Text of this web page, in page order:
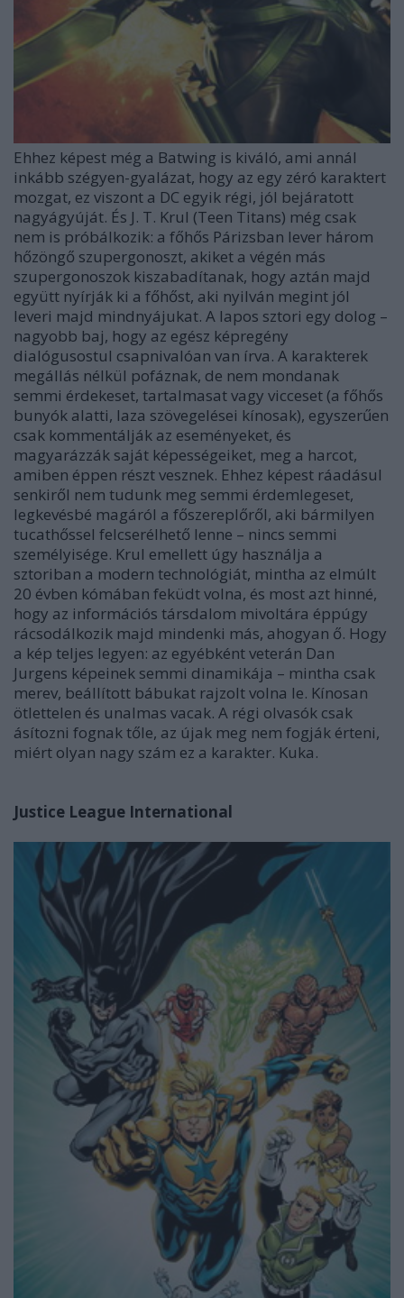
Ehhez képest még a Batwing is kiváló, ami annál
inkább szégyen-gyalázat, hogy az egy zéró karaktert
mozgat, ez viszont a DC egyik régi, jól bejáratott
nagyágyúját. És J. T. Krul (Teen Titans) még csak
nem is próbálkozik: a főhős Párizsban lever három
hőzöngő szupergonoszt, akiket a végén más
szupergonoszok kiszabadítanak, hogy aztán majd
együtt nyírják ki a főhőst, aki nyilván megint jól
leveri majd mindnyájukat. A lapos sztori egy dolog –
nagyobb baj, hogy az egész képregény
dialógusostul csapnivalóan van írva. A karakterek
megállás nélkül pofáznak, de nem mondanak
semmi érdekeset, tartalmasat vagy vicceset (a főhős
bunyók alatti, laza szövegelései kínosak), egyszerűen
csak kommentálják az eseményeket, és
magyarázzák saját képességeiket, meg a harcot,
amiben éppen részt vesznek. Ehhez képest ráadásul
senkiről nem tudunk meg semmi érdemlegeset,
legkevésbé magáról a főszereplőről, aki bármilyen
tucathőssel felcserélhető lenne – nincs semmi
személyisége. Krul emellett úgy használja a
sztoriban a modern technológiát, mintha az elmúlt
20 évben kómában feküdt volna, és most azt hinné,
hogy az információs társdalom mivoltára éppúgy
rácsodálkozik majd mindenki más, ahogyan ő. Hogy
a kép teljes legyen: az egyébként veterán Dan
Jurgens képeinek semmi dinamikája – mintha csak
merev, beállított bábukat rajzolt volna le. Kínosan
ötlettelen és unalmas vacak. A régi olvasók csak
ásítozni fognak tőle, az újak meg nem fogják érteni,
miért olyan nagy szám ez a karakter. Kuka.
Justice League International